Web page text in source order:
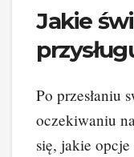
Jakie
Po przesłaniu
oczekiwaniu
się, jakie